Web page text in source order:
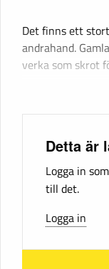
Det finns ett
andrahand.
verka som skrot
Detta är
Logga in
till det.
Logga in